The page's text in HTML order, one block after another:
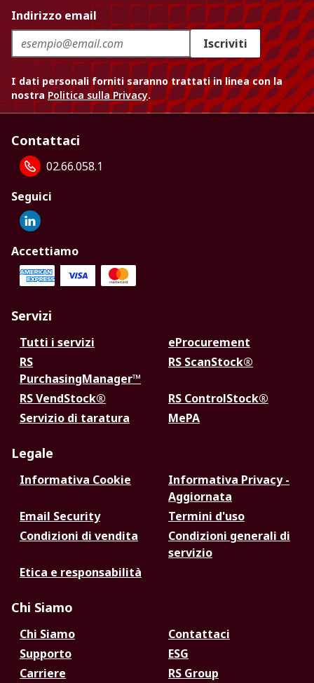
Indirizzo email
Iscriviti
I dati personali forniti saranno trattati in linea con la
nostra Politica sulla Privacy.
Contattaci
02.66.058.1
Seguici
Accettiamo
Servizi
Tutti i servizi
eProcurement
RS
PurchasingManager™
RS ScanStock®
RS VendStock®
RS ControlStock®
Servizio di taratura
MePA
Legale
Informativa Cookie
Informativa Privacy -
Aggiornata
Email Security
Termini d'uso
Condizioni di vendita
Condizioni generali di
servizio
Etica e responsabilità
Chi Siamo
Chi Siamo
Contattaci
Supporto
ESG
Carriere
RS Group